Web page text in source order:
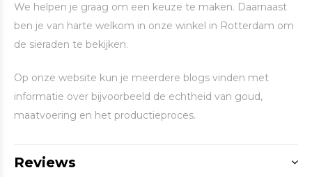
We helpen je graag om een keuze te maken. Daarnaast
ben je van harte welkom in onze winkel in Rotterdam om
de sieraden te bekijken.
Op onze website kun je meerdere blogs vinden met
informatie over bijvoorbeeld de echtheid van goud,
maatvoering en het productieproces.
Reviews